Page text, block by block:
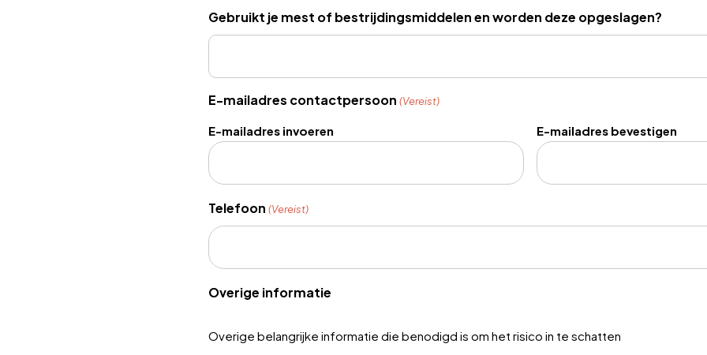
Gebruikt je mest of bestrijdingsmiddelen en worden deze opgeslagen?
E-mailadres contactpersoon (Vereist)
E-mailadres invoeren E-mailadres bevestigen
Telefoon (Vereist)
Overige informatie
Overige belangrijke informatie die benodigd is om het risico in te schatten